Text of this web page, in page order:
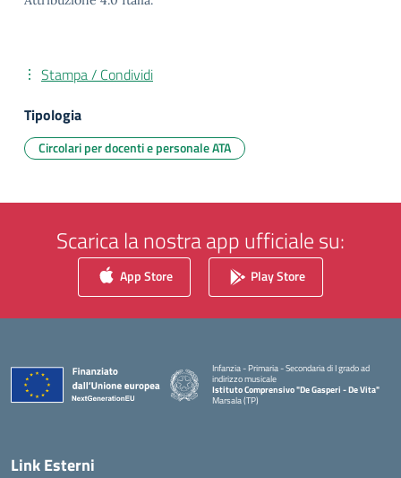
Stampa / Condividi
Tipologia
Circolari per docenti e personale ATA
Scarica la nostra app ufficiale su:
App Store Play Store
Infanzia - Primaria - Secondaria di I grado ad
indirizzo musicale
Istituto Comprensivo "De Gasperi - De Vita"
Marsala (TP)
Link Esterni